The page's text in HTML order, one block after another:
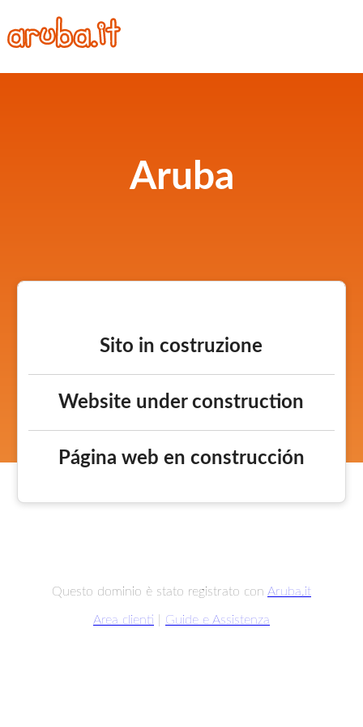
Aruba
Sito in costruzione
Website under construction
Página web en construcción
Questo dominio è stato registrato con Aruba.it
Area clienti Guide e Assistenza